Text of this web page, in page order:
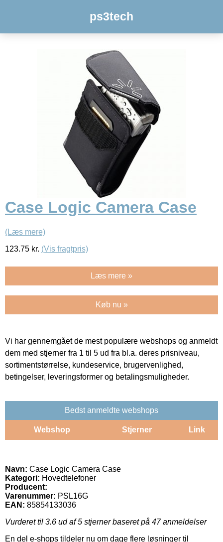
ps3tech
Case Logic Camera Case
(Læs mere)
123.75 kr. (Vis fragtpris)
Læs mere »
Køb nu »
Vi har gennemgået de mest populære webshops og anmeldt
dem med stjerner fra 1 til 5 ud fra bl.a. deres prisniveau,
sortimentstørrelse, kundeservice, brugervenlighed,
betingelser, leveringsformer og betalingsmuligheder.
Bedst anmeldte webshops
Webshop Stjerner Link
Navn: Case Logic Camera Case
Kategori: Hovedtelefoner
Producent:
Varenummer: PSL16G
EAN: 85854133036
Vurderet til 3.6 ud af 5 stjerner baseret på 47anmeldelser
En del e-shops tildeler nu om dage flere løsninger til